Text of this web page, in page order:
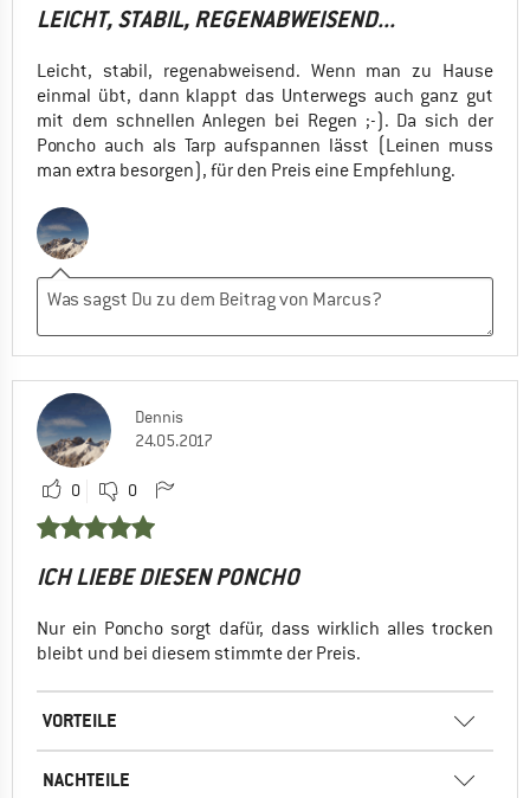
LEICHT, STABIL, REGENABWEISEND...
Leicht, stabil, regenabweisend. Wenn man zu Hause
einmal übt, dann klappt das Unterwegs auch ganz gut
mit dem schnellen Anlegen bei Regen ;-). Da sich der
Poncho auch als Tarp aufspannen lässt (Leinen muss
man extra besorgen), für den Preis eine Empfehlung.
Dennis
24.05.2017
0 0
ICH LIEBE DIESEN PONCHO
Nur ein Poncho sorgt dafür, dass wirklich alles trocken
bleibt und bei diesem stimmte der Preis.
VORTEILE
NACHTEILE